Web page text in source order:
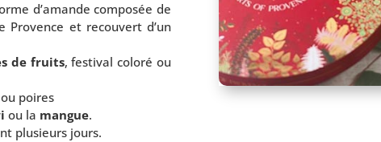
d’amande com­po­sée de
Provence et recou­vert d’un
de fruits, fes­ti­val colo­ré ou
poires
ou la mangue.
plu­sieurs jours.